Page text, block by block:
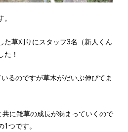
た草刈りにスタッフ3名（新人くん
た！
るのですが草木がだいぶ伸びてま
に雑草の成長が弱まっていくので
つです。